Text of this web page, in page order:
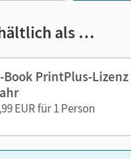
zoomen
sind wichtige
unkompliziert
Kein
in diesem E-Book:
als …
Book PrintPlus-Lizenz
EUR für 1 Person